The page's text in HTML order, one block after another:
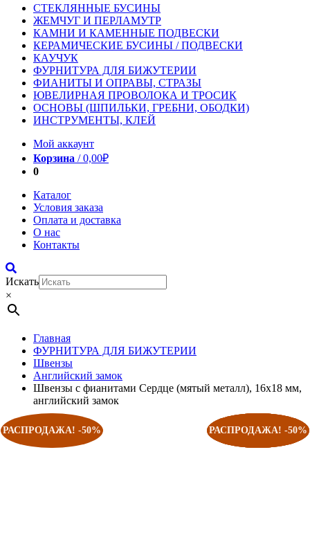
СТЕКЛЯННЫЕ БУСИНЫ
ЖЕМЧУГ И ПЕРЛАМУТР
КАМНИ И КАМЕННЫЕ ПОДВЕСКИ
КЕРАМИЧЕСКИЕ БУСИНЫ / ПОДВЕСКИ
КАУЧУК
ФУРНИТУРА ДЛЯ БИЖУТЕРИИ
ФИАНИТЫ И ОПРАВЫ, СТРАЗЫ
ЮВЕЛИРНАЯ ПРОВОЛОКА И ТРОСИК
ОСНОВЫ (ШПИЛЬКИ, ГРЕБНИ, ОБОДКИ)
ИНСТРУМЕНТЫ, КЛЕЙ
Мой аккаунт
Корзина /0,00₽
0
Каталог
Условия заказа
Оплата и доставка
О нас
Контакты
Искать
×
Главная
ФУРНИТУРА ДЛЯ БИЖУТЕРИИ
Швензы
Английский замок
Швензы с фианитами Сердце (мятый металл), 16х18 мм,
английский замок
РАСПРОДАЖА! -50% РАСПРОДАЖА! -50%
РАСПРОДАЖА! -50%
РАСПРОДАЖА! -50%
РАСПРОДАЖА! -50%